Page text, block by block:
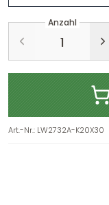
Anzahl
Art.-Nr.: LW2732A-K20X30